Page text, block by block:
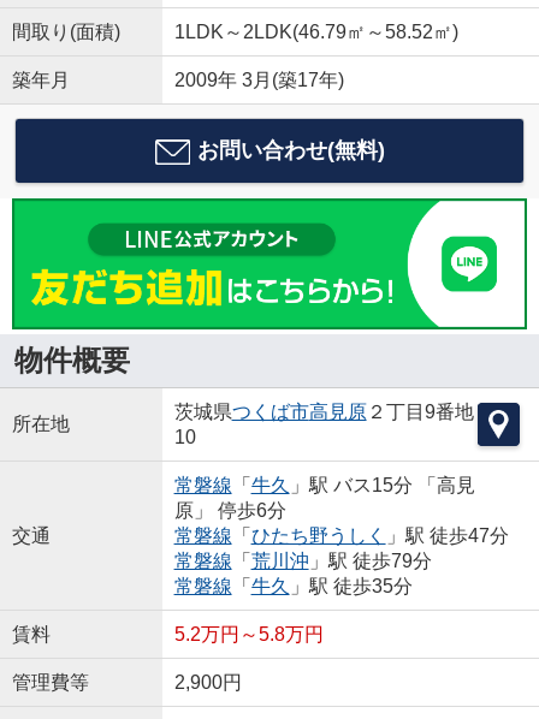
間取り(面積) 1LDK～2LDK(46.79㎡～58.52㎡)
築年月 2009年 3月(築17年)
お問い合わせ(無料)
物件概要
所在地
茨城県つくば市高見原２丁目9番地
10
交通
常磐線 「 牛久 」駅 バス15分 「高見
原」 停歩6分
常磐線 「 ひたち野うしく
」駅 徒歩47分
常磐線 「 荒川沖 」駅 徒歩79分
常磐線 「 牛久 」駅 徒歩35分
賃料 5.2万円～5.8万円
管理費等 2,900円